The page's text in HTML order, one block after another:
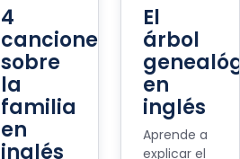
4
canciones
sobre
la
familia
en
inglés
El
árbol
en
inglés
Aprende a
explicar el